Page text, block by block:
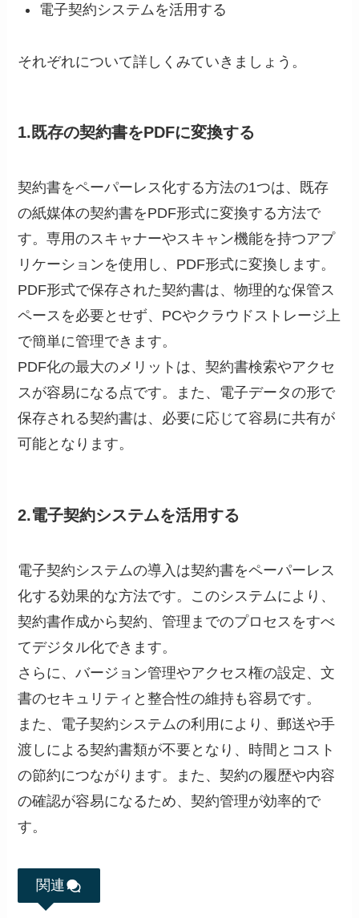
電子契約システムを活用する
それぞれについて詳しくみていきましょう。
1.既存の契約書をPDFに変換する
契約書をペーパーレス化する方法の1つは、既存
の紙媒体の契約書をPDF形式に変換する方法で
す。専用のスキャナーやスキャン機能を持つアプ
リケーションを使用し、PDF形式に変換します。
PDF形式で保存された契約書は、物理的な保管ス
ペースを必要とせず、PCやクラウドストレージ上
で簡単に管理できます。
PDF化の最大のメリットは、契約書検索やアクセ
スが容易になる点です。また、電子データの形で
保存される契約書は、必要に応じて容易に共有が
可能となります。
2.電子契約システムを活用する
電子契約システムの導入は契約書をペーパーレス
化する効果的な方法です。このシステムにより、
契約書作成から契約、管理までのプロセスをすべ
てデジタル化できます。
さらに、バージョン管理やアクセス権の設定、文
書のセキュリティと整合性の維持も容易です。
また、電子契約システムの利用により、郵送や手
渡しによる契約書類が不要となり、時間とコスト
の節約につながります。また、契約の履歴や内容
の確認が容易になるため、契約管理が効率的で
す。
関連